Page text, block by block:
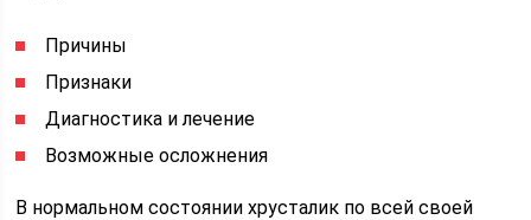
Причины
Признаки
Диагностика и лечение
Возможные осложнения
В нормальном состоянии хрусталик по всей своей